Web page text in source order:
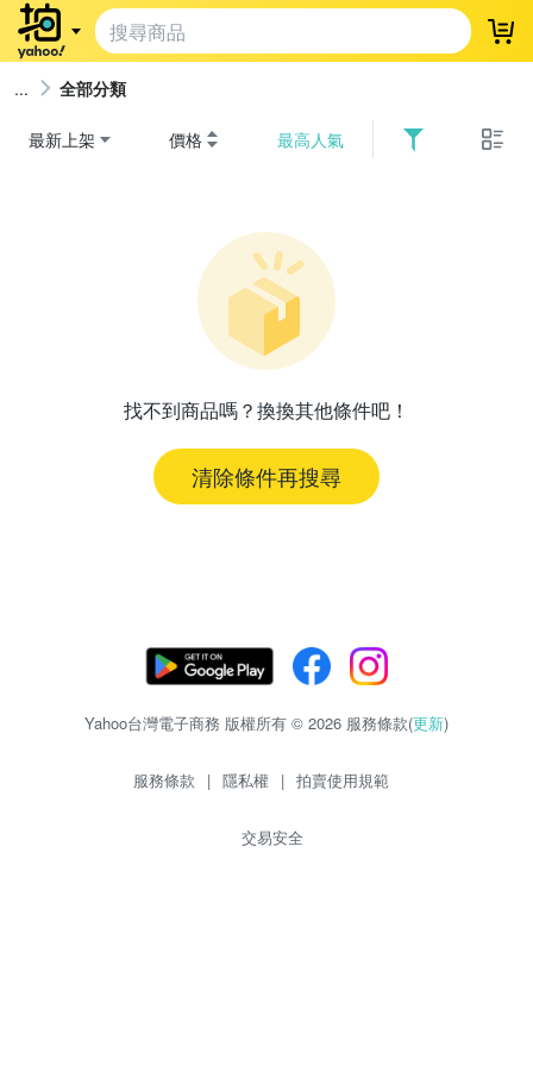
登
全部分類
最新上架 價格 最高人氣
找不到商品嗎？換換其他條件吧！
清除條件再搜尋
Yahoo台灣電子商務 版權所有 © 2026 服務條款(更新)
服務條款 | 隱私權 | 拍賣使用規範
交易安全